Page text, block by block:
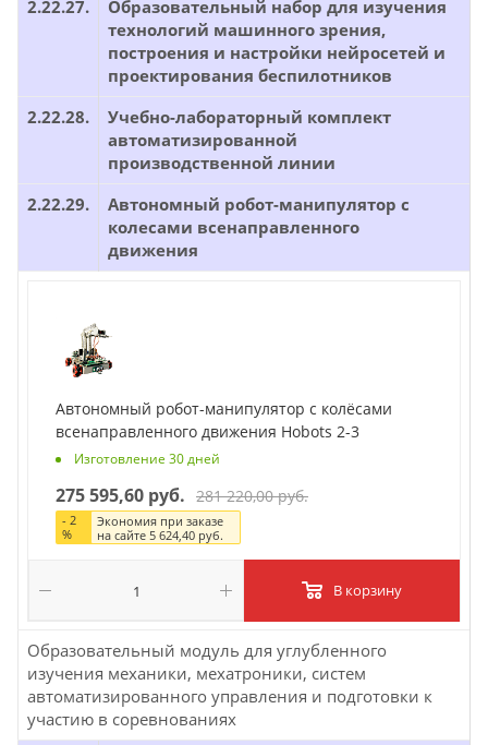
2.22.27.
Образовательный набор для изучения
технологий машинного зрения,
построения и настройки нейросетей и
проектирования беспилотников
2.22.28.
Учебно-лабораторный комплект
автоматизированной
производственной линии
2.22.29.
Автономный робот-манипулятор с
колесами всенаправленного
движения
Автономный робот-манипулятор с колёсами
всенаправленного движения Hobots 2-3
Изготовление 30 дней
275 595,60 руб. 281 220,00 руб.
- 2
%
Экономия при заказе
на сайте 5 624,40 руб.
В корзину
Образовательный модуль для углубленного
изучения механики, мехатроники, систем
автоматизированного управления и подготовки к
участию в соревнованиях